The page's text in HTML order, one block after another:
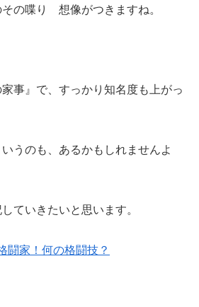
の喋り 想像がつきますね。
事』で、すっかり知名度も上がっ
うのも、あるかもしれませんよ
ていきたいと思います。
闘家！何の格闘技？